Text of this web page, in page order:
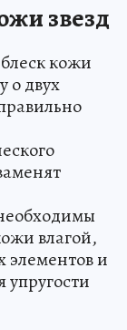
звезд
кожи
о двух
влагой,
элементов и
упругости